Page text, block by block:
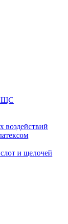
воздействий
и щелочей